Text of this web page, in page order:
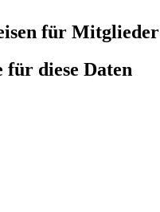
für Mitglieder
für diese Daten